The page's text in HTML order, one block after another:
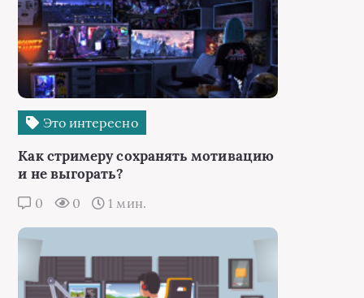
Это интересно
Как стримеру сохранять мотивацию
и не выгорать?
0 0 1 мин.